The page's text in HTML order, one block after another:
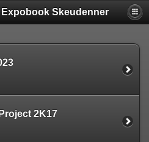
Skeudenner
2K17